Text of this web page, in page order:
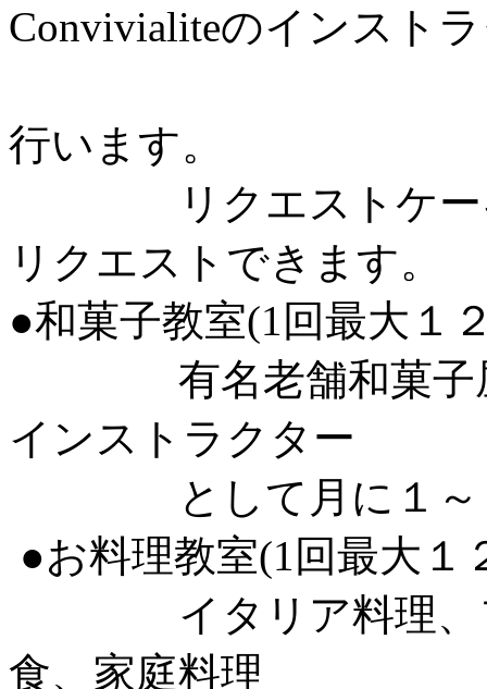
Convivialiteのインスト
行います。
リクエストケーキ
リクエストできます。
●和菓子教室(1回最大１
有名老舗和菓子屋
インストラクター
として月に１～２
●お料理教室(1回最大１
イタリア料理、フ
食、家庭料理